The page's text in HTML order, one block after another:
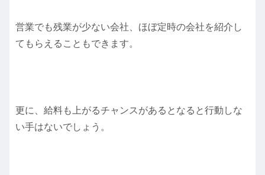
営業でも残業が少ない会社、ほぼ定時の会社を紹介し
てもらえることもできます。
更に、給料も上がるチャンスがあるとなると行動しな
い手はないでしょう。